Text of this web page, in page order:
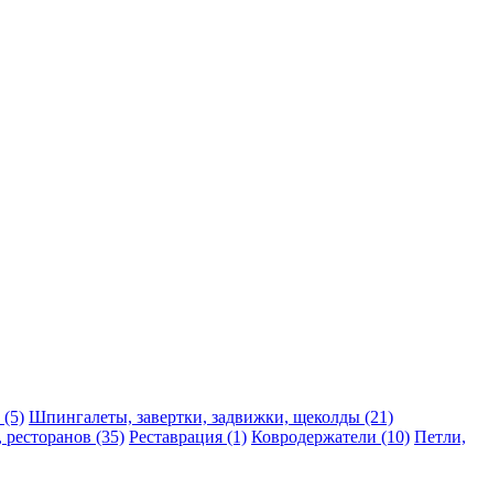
(5) Шпингалеты, завертки, задвижки, щеколды (21)
(35) Реставрация (1) Ковродержатели (10) Петли,